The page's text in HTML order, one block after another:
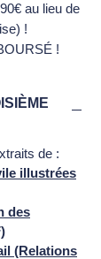
au lieu de
!
!
de :
illustrées
des
(Relations